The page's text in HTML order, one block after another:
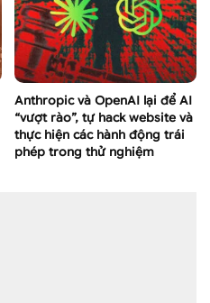
Anthropic và OpenAI lại để AI
“vượt rào”, tự hack website và
thực hiện các hành động trái
phép trong thử nghiệm